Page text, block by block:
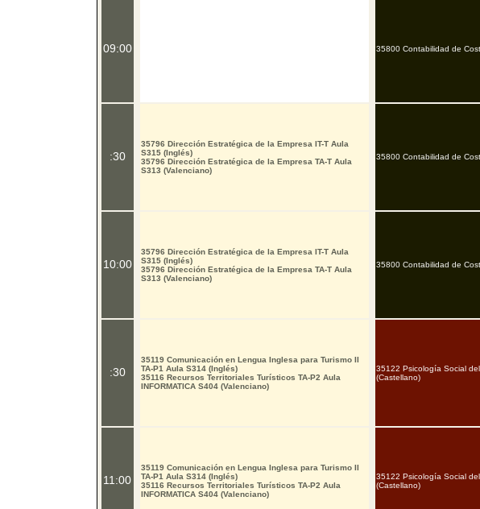
09:00
:30
10:00
:30
11:00
35796 Dirección Estratégica de la Empresa IT-T Aula
S315 (Inglés)
35796 Dirección Estratégica de la Empresa TA-T Aula
S313 (Valenciano)
35796 Dirección Estratégica de la Empresa IT-T Aula
S315 (Inglés)
35796 Dirección Estratégica de la Empresa TA-T Aula
S313 (Valenciano)
35119 Comunicación en Lengua Inglesa para Turismo II
TA-P1 Aula S314 (Inglés)
35116 Recursos Territoriales Turísticos TA-P2 Aula
INFORMATICA S404 (Valenciano)
35119 Comunicación en Lengua Inglesa para Turismo II
TA-P1 Aula S314 (Inglés)
35116 Recursos Territoriales Turísticos TA-P2 Aula
INFORMATICA S404 (Valenciano)
35800 Contabilidad de
35800 Contabilidad de
35800 Contabilidad de
35122 Psicología Social
(Castellano)
35122 Psicología Social
(Castellano)